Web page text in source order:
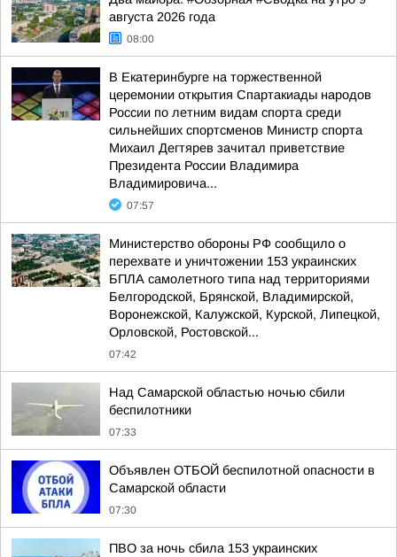
августа 2026 года
08:00
В Екатеринбурге на торжественной
церемонии открытия Спартакиады народов
России по летним видам спорта среди
сильнейших спортсменов Министр спорта
Михаил Дегтярев зачитал приветствие
Президента России Владимира
Владимировича...
07:57
Министерство обороны РФ сообщило о
перехвате и уничтожении 153 украинских
БПЛА самолетного типа над территориями
Белгородской, Брянской, Владимирской,
Воронежской, Калужской, Курской, Липецкой,
Орловской, Ростовской...
07:42
Над Самарской областью ночью сбили
беспилотники
07:33
Объявлен ОТБОЙ беспилотной опасности в
Самарской области
07:30
ПВО за ночь сбила 153 украинских